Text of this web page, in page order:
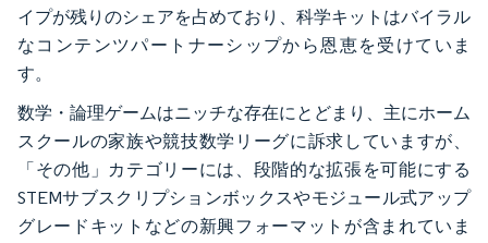
イプが残りのシェアを占めており、科学キットはバイラル
なコンテンツパートナーシップから恩恵を受けていま
す。
数学・論理ゲームはニッチな存在にとどまり、主にホーム
スクールの家族や競技数学リーグに訴求していますが、
「その他」カテゴリーには、段階的な拡張を可能にする
STEMサブスクリプションボックスやモジュール式アップ
グレードキットなどの新興フォーマットが含まれていま